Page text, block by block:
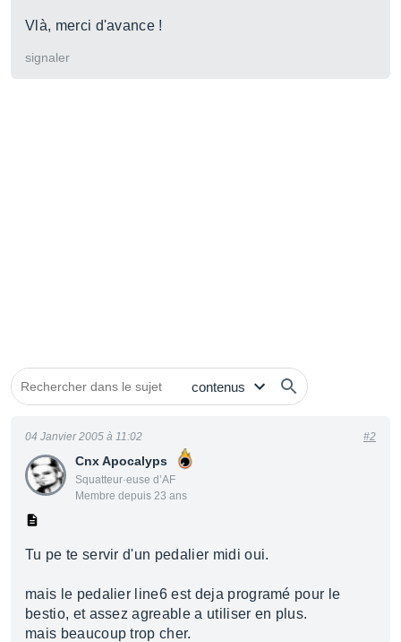
Vlà, merci d'avance !
signaler
Cnx Apocalyps
Squatteur·euse d’AF
Membre depuis 23 ans
04 Janvier 2005 à 11:02 #2
Tu pe te servir d'un pedalier midi oui.
mais le pedalier line6 est deja programé pour le
bestio, et assez agreable a utiliser en plus.
mais beaucoup trop cher.